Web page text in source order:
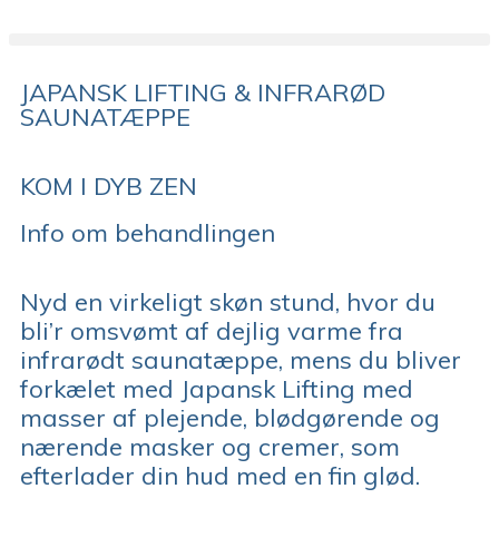
JAPANSK LIFTING & INFRARØD
SAUNATÆPPE
KOM I DYB ZEN
Info om behandlingen
Nyd en virkeligt skøn stund, hvor du
bli’r omsvømt af dejlig varme fra
infrarødt saunatæppe, mens du bliver
forkælet med Japansk Lifting med
masser af plejende, blødgørende og
nærende masker og cremer, som
efterlader din hud med en fin glød.